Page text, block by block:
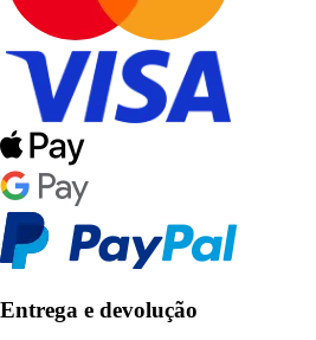
Entrega e devolução